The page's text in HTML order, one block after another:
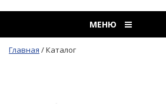
МЕНЮ
Главная /Каталог